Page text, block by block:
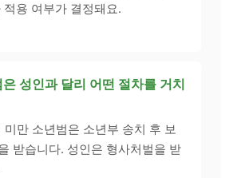
적용 여부가 결정돼요.
은 성인과 달리 어떤 절차를 거치
미만 소년범은 소년부 송치 후 보
받습니다. 성인은 형사처벌을 받